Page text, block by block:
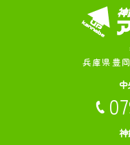
兵庫県豊